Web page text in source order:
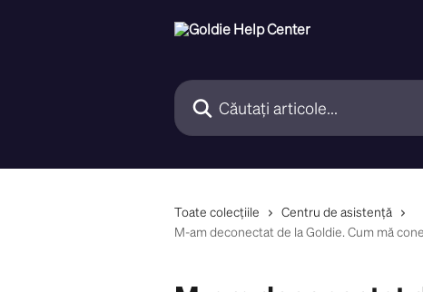
Căutați articole...
Toate colecțiile
Centru de asistență
M-am deconectat de la Goldie. Cum mă